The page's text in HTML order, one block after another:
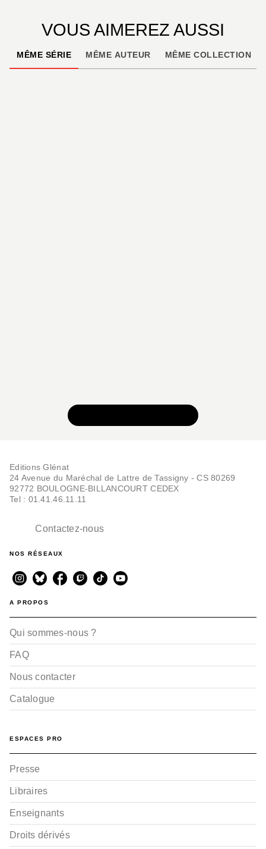
VOUS AIMEREZ AUSSI
MÊME SÉRIE MÊME AUTEUR MÊME COLLECTION
Editions Glénat
24 Avenue du Maréchal de Lattre de Tassigny - CS 80269
92772 BOULOGNE-BILLANCOURT CEDEX
Tel : 01.41.46.11.11
Contactez-nous
NOS RÉSEAUX
A PROPOS
Qui sommes-nous ?
FAQ
Nous contacter
Catalogue
ESPACES PRO
Presse
Libraires
Enseignants
Droits dérivés